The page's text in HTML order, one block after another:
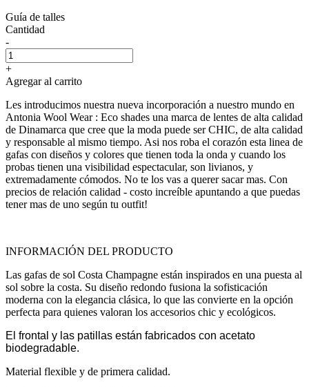
Guía de talles
Cantidad
-
+
Agregar al carrito
Les introducimos nuestra nueva incorporación a nuestro mundo en
Antonia Wool Wear : Eco shades una marca de lentes de alta calidad
de Dinamarca que cree que la moda puede ser CHIC, de alta calidad
y responsable al mismo tiempo. Asi nos roba el corazón esta linea de
gafas con diseños y colores que tienen toda la onda y cuando los
probas tienen una visibilidad espectacular, son livianos, y
extremadamente cómodos. No te los vas a querer sacar mas. Con
precios de relación calidad - costo increíble apuntando a que puedas
tener mas de uno según tu outfit!
INFORMACIÓN DEL PRODUCTO
Las gafas de sol Costa Champagne están inspirados en una puesta al
sol sobre la costa. Su diseño redondo fusiona la sofisticación
moderna con la elegancia clásica, lo que las convierte en la opción
perfecta para quienes valoran los accesorios chic y ecológicos.
El frontal y las patillas están fabricados con acetato
biodegradable.
Material flexible y de primera calidad.